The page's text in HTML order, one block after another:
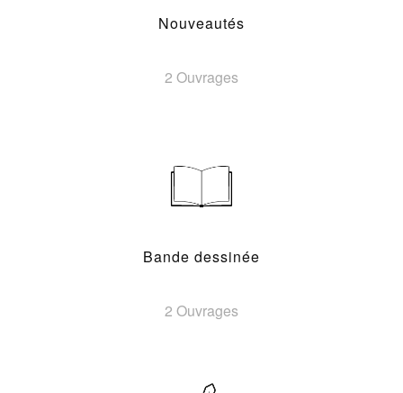
Nouveautés
2 Ouvrages
Bande dessinée
2 Ouvrages